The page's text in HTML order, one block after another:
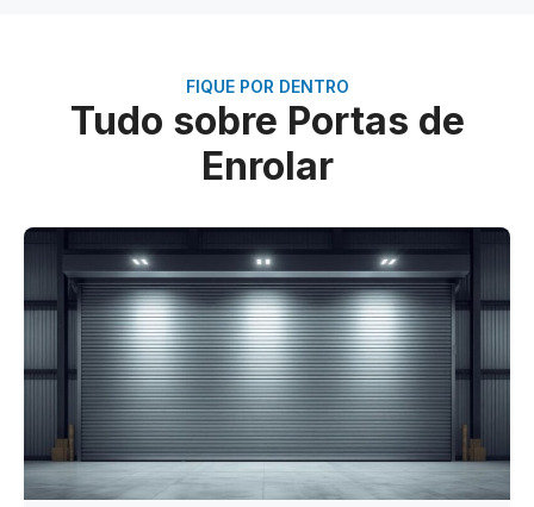
FIQUE POR DENTRO
Tudo sobre Portas de
Enrolar